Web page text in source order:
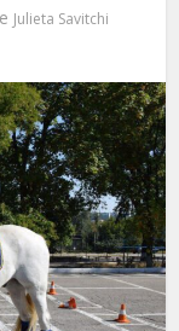
Julieta Savitchi